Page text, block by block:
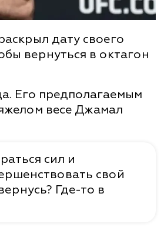
дату своего
вернуться в октагон
Его предполагаемым
весе Джамал
сил и
свой
Где-то в